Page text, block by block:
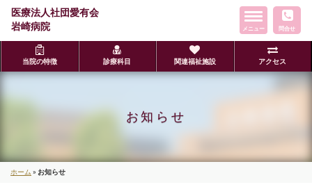
医療法人社団愛有会
岩崎病院
問合せ
ト
グ
ナ
ビ
メニュー
当院の特徴 診療科目 関連福祉施設 アクセス
お知らせ
ホーム » お知らせ